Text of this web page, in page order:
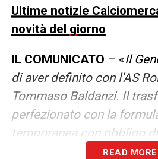
Ultime notizie
novità del giorno
IL COMUNICATO – «Il
di aver definito con l’AS
Tommaso Baldanzi. Il
perfezionato con la
temporanea con obbligo
READ MORE